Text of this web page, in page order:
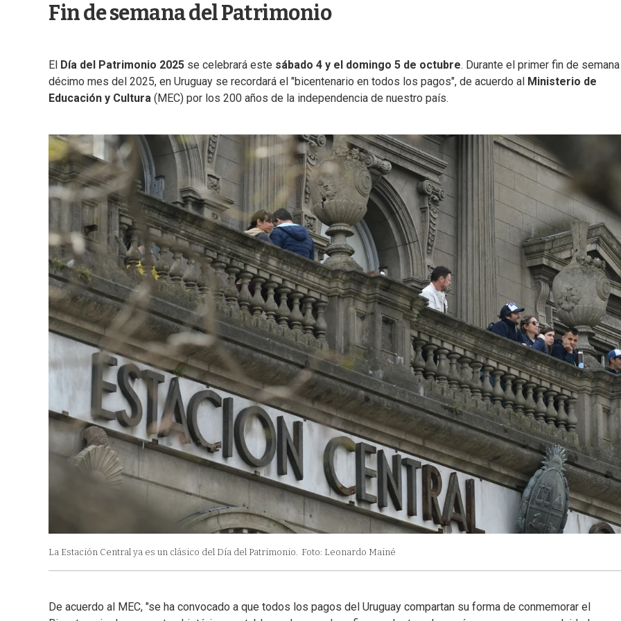
Fin de semana del Patrimonio
El Día del Patrimonio 2025 se celebrará este sábado 4 y el domingo 5 de octubre. Durante el primer fin de
décimo mes del 2025, en Uruguay se recordará el "bicentenario en todos los pagos", de acuerdo al Ministerio de
Educación y Cultura (MEC) por los 200 años de la independencia de nuestro país.
La Estación Central ya es un clásico del Día del Patrimonio. Foto: Leonardo Mainé
De acuerdo al MEC, "se ha convocado a que todos los pagos del Uruguay compartan su forma de conmemorar el